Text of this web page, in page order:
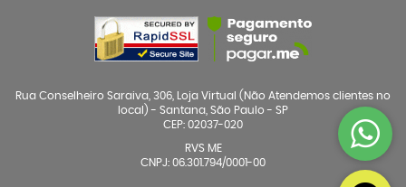
Rua Conselheiro Saraiva, 306, Loja Virtual (Não Atendemos clientes no
local) - Santana, São Paulo - SP
CEP: 02037-020
RVS ME
CNPJ: 06.301.794/0001-00